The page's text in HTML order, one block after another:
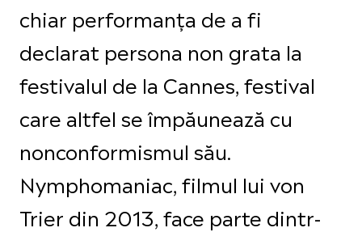
chiar performanța de a fi
declarat persona non grata la
festivalul de la Cannes, festival
care altfel se împăunează cu
nonconformismul său.
Nymphomaniac, filmul lui von
Trier din 2013, face parte dintr-